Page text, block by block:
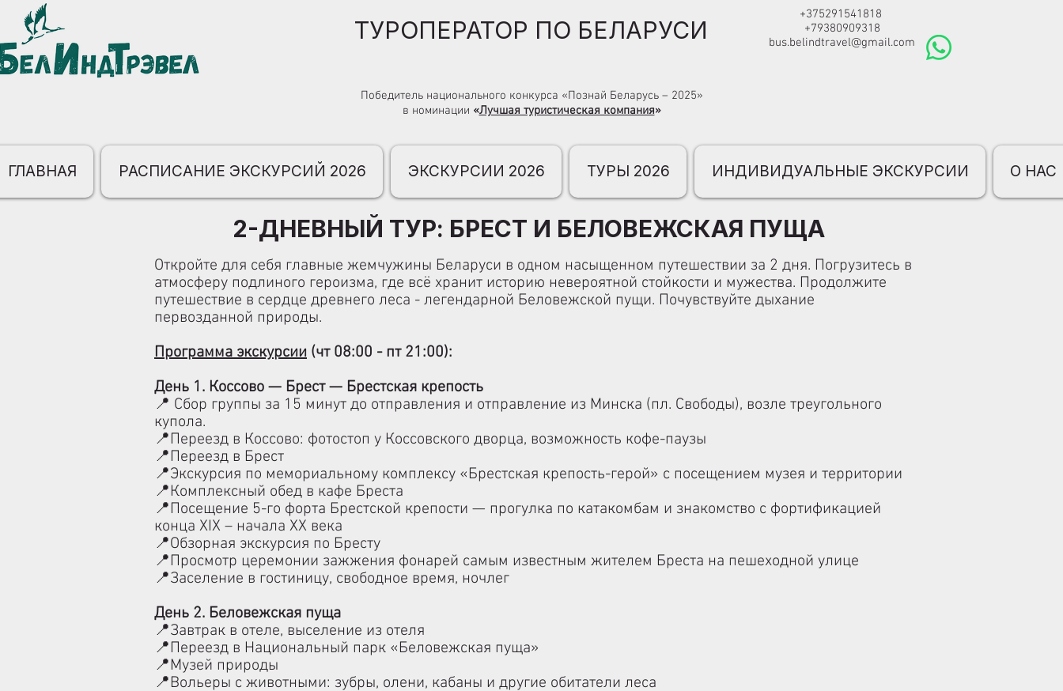
ТУРОПЕРАТОР ПО БЕЛАРУСИ
+375291541818
+79380909318
bus.belindtravel@gmail.com
Победитель национального конкурса «Познай Беларусь – 2025»
в номинации «Лучшая туристическая компания»
ГЛАВНАЯ РАСПИСАНИЕ ЭКСКУРСИЙ 2026 ЭКСКУРСИИ 2026 ТУРЫ 2026 ИНДИВИДУАЛЬНЫЕ ЭКСКУРСИИ О НАС
2-ДНЕВНЫЙ ТУР: БРЕСТ И БЕЛОВЕЖСКАЯ ПУЩА
Откройте для себя главные жемчужины Беларуси в одном насыщенном путешествии за 2 дня. Погрузитесь в
атмосферу подлиного героизма, где всё хранит историю невероятной стойкости и мужества. Продолжите
путешествие в сердце древнего леса - легендарной Беловежской пущи. Почувствуйте дыхание
первозданной природы.
Программа экскурсии (чт 08:00 - пт 21:00):
День 1. Коссово — Брест — Брестская крепость
📍 Сбор группы за 15 минут до отправления и отправление из Минска (пл. Свободы), возле треугольного
купола.
📍Переезд в Коссово: фотостоп у Коссовского дворца, возможность кофе-паузы
📍Переезд в Брест
📍Экскурсия по мемориальному комплексу «Брестская крепость-герой» с посещением музея и территории
📍Комплексный обед в кафе Бреста
📍Посещение 5-го форта Брестской крепости — прогулка по катакомбам и знакомство с фортификацией
конца XIX – начала XX века
📍Обзорная экскурсия по Бресту
📍Просмотр церемонии зажжения фонарей самым известным жителем Бреста на пешеходной улице
📍Заселение в гостиницу, свободное время, ночлег
День 2. Беловежская пуща
📍Завтрак в отеле, выселение из отеля
📍Переезд в Национальный парк «Беловежская пуща»
📍Музей природы
📍Вольеры с животными: зубры, олени, кабаны и другие обитатели леса